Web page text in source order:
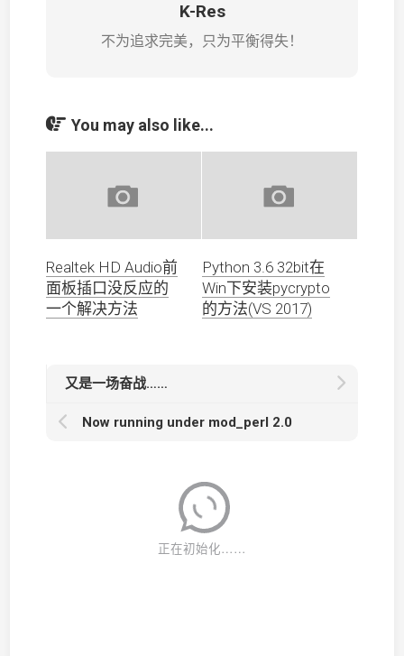
K-Res
不为追求完美，只为平衡得失！
You may also like...
Realtek HD Audio前
面板插口没反应的
一个解决方法
Python 3.6 32bit在
Win下安装pycrypto
的方法(VS 2017)
又是一场奋战……
Now running under mod_perl 2.0